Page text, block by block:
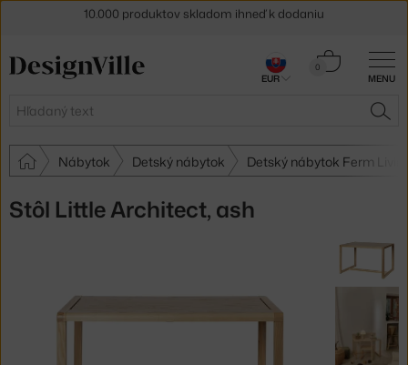
MENU
Hľadať
0
Košík
Nábytok Detský nábytok Detský nábytok Ferm
Stôl Little Architect, ash
30 dní na vrátenie tovaru
EUR